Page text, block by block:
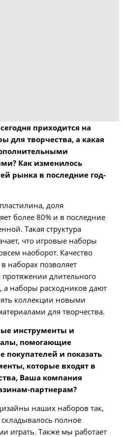
приходится на
для творчества, а какая
Как изменилось
рынка в последние год-
доля
более 80% и в последние
Такая структура
что игровые наборы
наоборот. Качество
наборах позволяет
длительного
а наборы расходников дают
коллекции новыми
для творчества.
инструменты и
помогающие
и показать
которые входят в
Ваша компания
партнерам?
наших наборов так,
полное
играть. Также мы работает